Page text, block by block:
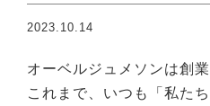
2023.10.14
オーベルジュメソンは創業
これまで、いつも「私た